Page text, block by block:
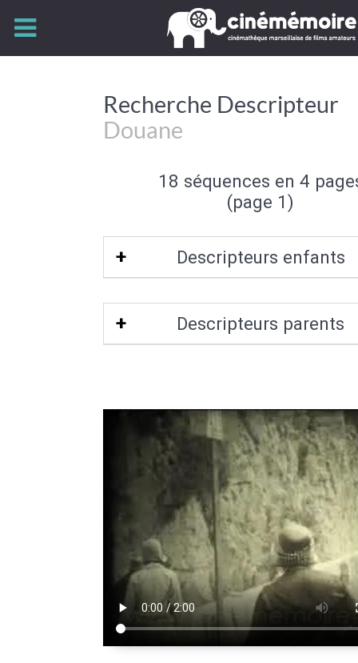
Recherche Descripteur
Douane
18 séquences en 4
(page 1)
Descripteurs enfants
Frontière
Descripteurs parents